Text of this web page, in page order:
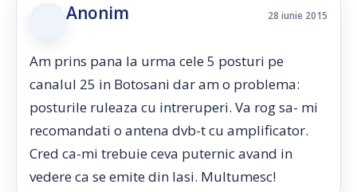
Anonim 28 iunie 2015
Am prins pana la urma cele 5 posturi pe
canalul 25 in Botosani dar am o problema:
posturile ruleaza cu intreruperi. Va rog sa- mi
recomandati o antena dvb-t cu amplificator.
Cred ca-mi trebuie ceva puternic avand in
vedere ca se emite din Iasi. Multumesc!